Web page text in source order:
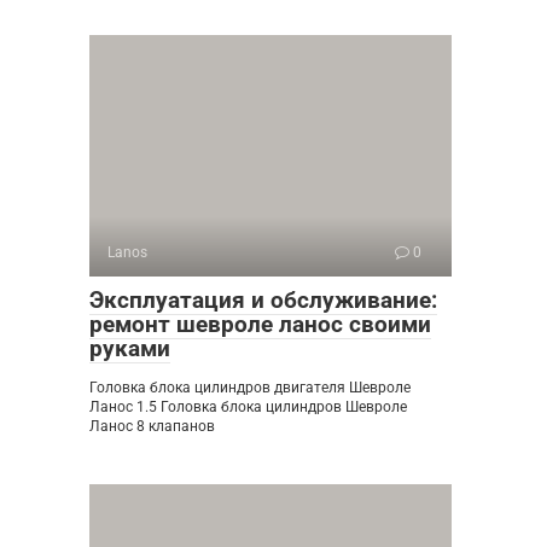
Lanos 0
Эксплуатация и обслуживание:
ремонт шевроле ланос своими
руками
Головка блока цилиндров двигателя Шевроле
Ланос 1.5 Головка блока цилиндров Шевроле
Ланос 8 клапанов